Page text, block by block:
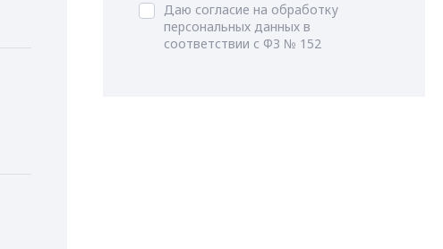
Даю согласие на обработку
персональных данных в
соответствии с ФЗ № 152